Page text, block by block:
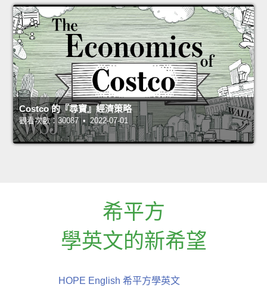
Costco 的『尋寶』經濟策略
觀看次數：30087 • 2022-07-01
希平方
學英文的新希望
HOPE English 希平方學英文